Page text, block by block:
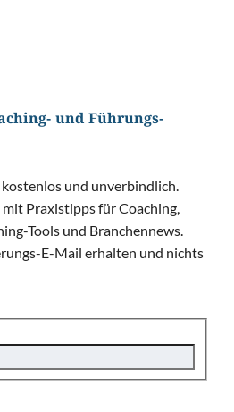
und Führungs-
kostenlos und unverbindlich.
Praxistipps für Coaching,
Tools und Branchennews.
E-Mail erhalten und nichts